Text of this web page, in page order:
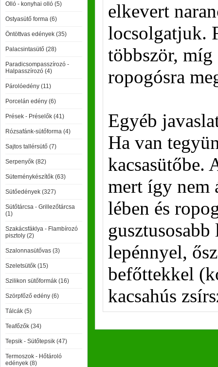
Olló - konyhai olló (5)
Ostyasütő forma (6)
Öntöttvas edények (35)
Palacsintasütő (28)
Paradicsompasszírozó -
Halpasszírozó (4)
Párolóedény (11)
Porcelán edény (6)
Prések - Préselők (41)
Rózsafánk-sütőforma (4)
Sajtos tallérsütő (7)
Serpenyők (82)
Süteménykészítők (63)
Sütőedények (327)
Sütőtárcsa - Grillezőtárcsa
(1)
Szakácsfáklya - Flambírozó
pisztoly (2)
Szalonnasütővas (3)
Szeletsütők (15)
Szilikon sütőformák (16)
Szörpfőző edény (6)
Tálcák (5)
Teafőzők (34)
Tepsik - Sütőtepsik (47)
Termoszok - Hőtároló
edények (8)
elkevert
locsolgatjuk.
többször,
ropogósra
Egyéb
Ha van
kacsasütőbe.
mert így nem
lében és
lepénnyel,
befőttekkel
kacsahús